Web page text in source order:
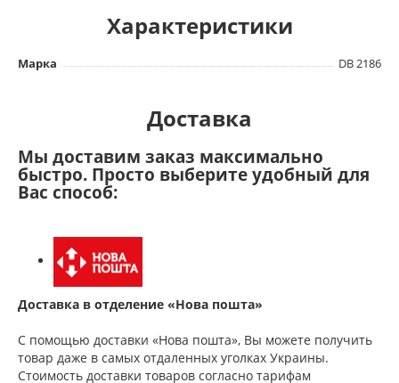
Характеристики
Марка DB 2186
Доставка
Мы доставим заказ максимально
быстро. Просто выберите удобный для
Вас способ:
Доставка в отделение «Нова пошта»
С помощью доставки «Нова пошта», Вы можете получить
товар даже в самых отдаленных уголках Украины.
Стоимость доставки товаров согласно тарифам